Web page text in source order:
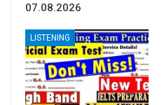
07.08.2026
LISTENING